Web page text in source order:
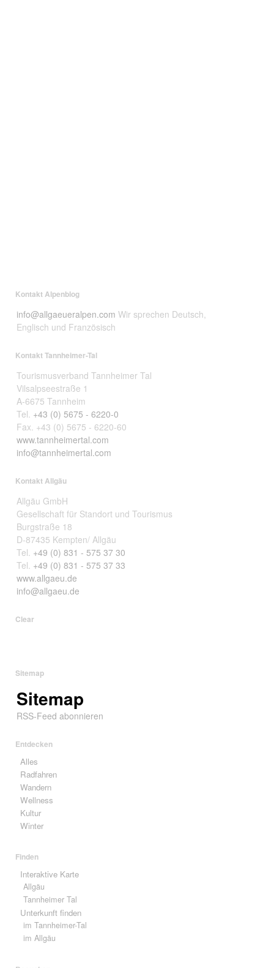
Kontakt Alpenblog
info@allgaeueralpen.com Wir sprechen Deutsch,
Englisch und Französisch
Kontakt Tannheimer-Tal
Tourismusverband Tannheimer Tal
Vilsalpseestraße 1
A-6675 Tannheim
Tel. +43 (0) 5675 - 6220-0
Fax. +43 (0) 5675 - 6220-60
www.tannheimertal.com
info@tannheimertal.com
Kontakt Allgäu
Allgäu GmbH
Gesellschaft für Standort und Tourismus
Burgstraße 18
D-87435 Kempten/ Allgäu
Tel. +49 (0) 831 - 575 37 30
Tel. +49 (0) 831 - 575 37 33
www.allgaeu.de
info@allgaeu.de
Clear
Sitemap
Sitemap
RSS-Feed abonnieren
Entdecken
Alles
Radfahren
Wandern
Wellness
Kultur
Winter
Finden
Interaktive Karte
Allgäu
Tannheimer Tal
Unterkunft finden
im Tannheimer-Tal
im Allgäu